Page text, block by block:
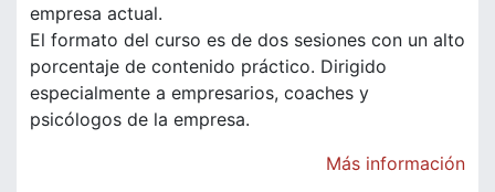
empresa actual.
El formato del curso es de dos sesiones con un alto
porcentaje de contenido práctico. Dirigido
especialmente a empresarios, coaches y
psicólogos de la empresa.
Más información